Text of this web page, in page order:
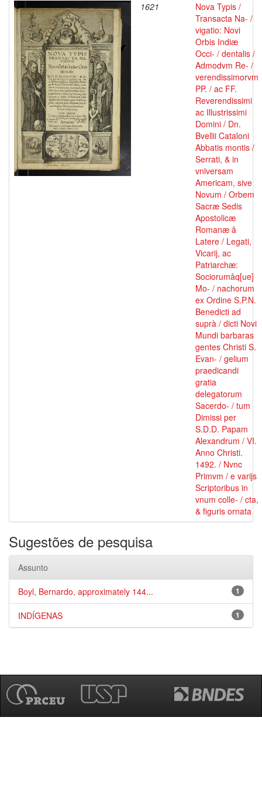
1621
Nova Typis /
Transacta Na- /
vigatio: Novi
Orbis Indiæ
Occi- / dentalis /
Admodvm Re- /
verendissimorvm
PP. / ac FF.
Reverendissimi
ac Illustrissimi
Domini / Dn.
Bvellii Cataloni
Abbatis montis /
Serrati, & in
vniversam
Americam, sive
Novum / Orbem
Sacræ Sedis
Apostolicæ
Romanæ â
Latere / Legati,
Vicarij, ac
Patriarchæ:
Sociorumâq[ue]
Mo- / nachorum
ex Ordine S.P.N.
Benedicti ad
suprà / dicti Novi
Mundi barbaras
gentes Christi S.
Evan- / gelium
praedicandi
gratia
delegatorum
Sacerdo- / tum
Dimissi per
S.D.D. Papam
Alexandrum / VI.
Anno Christi.
1492. / Nvnc
Primvm / e varijs
Scriptoribus in
vnum colle- / cta,
& figuris ornata
Sugestões de pesquisa
Assunto
1
Boyl, Bernardo, approximately 144...
1
INDÍGENAS